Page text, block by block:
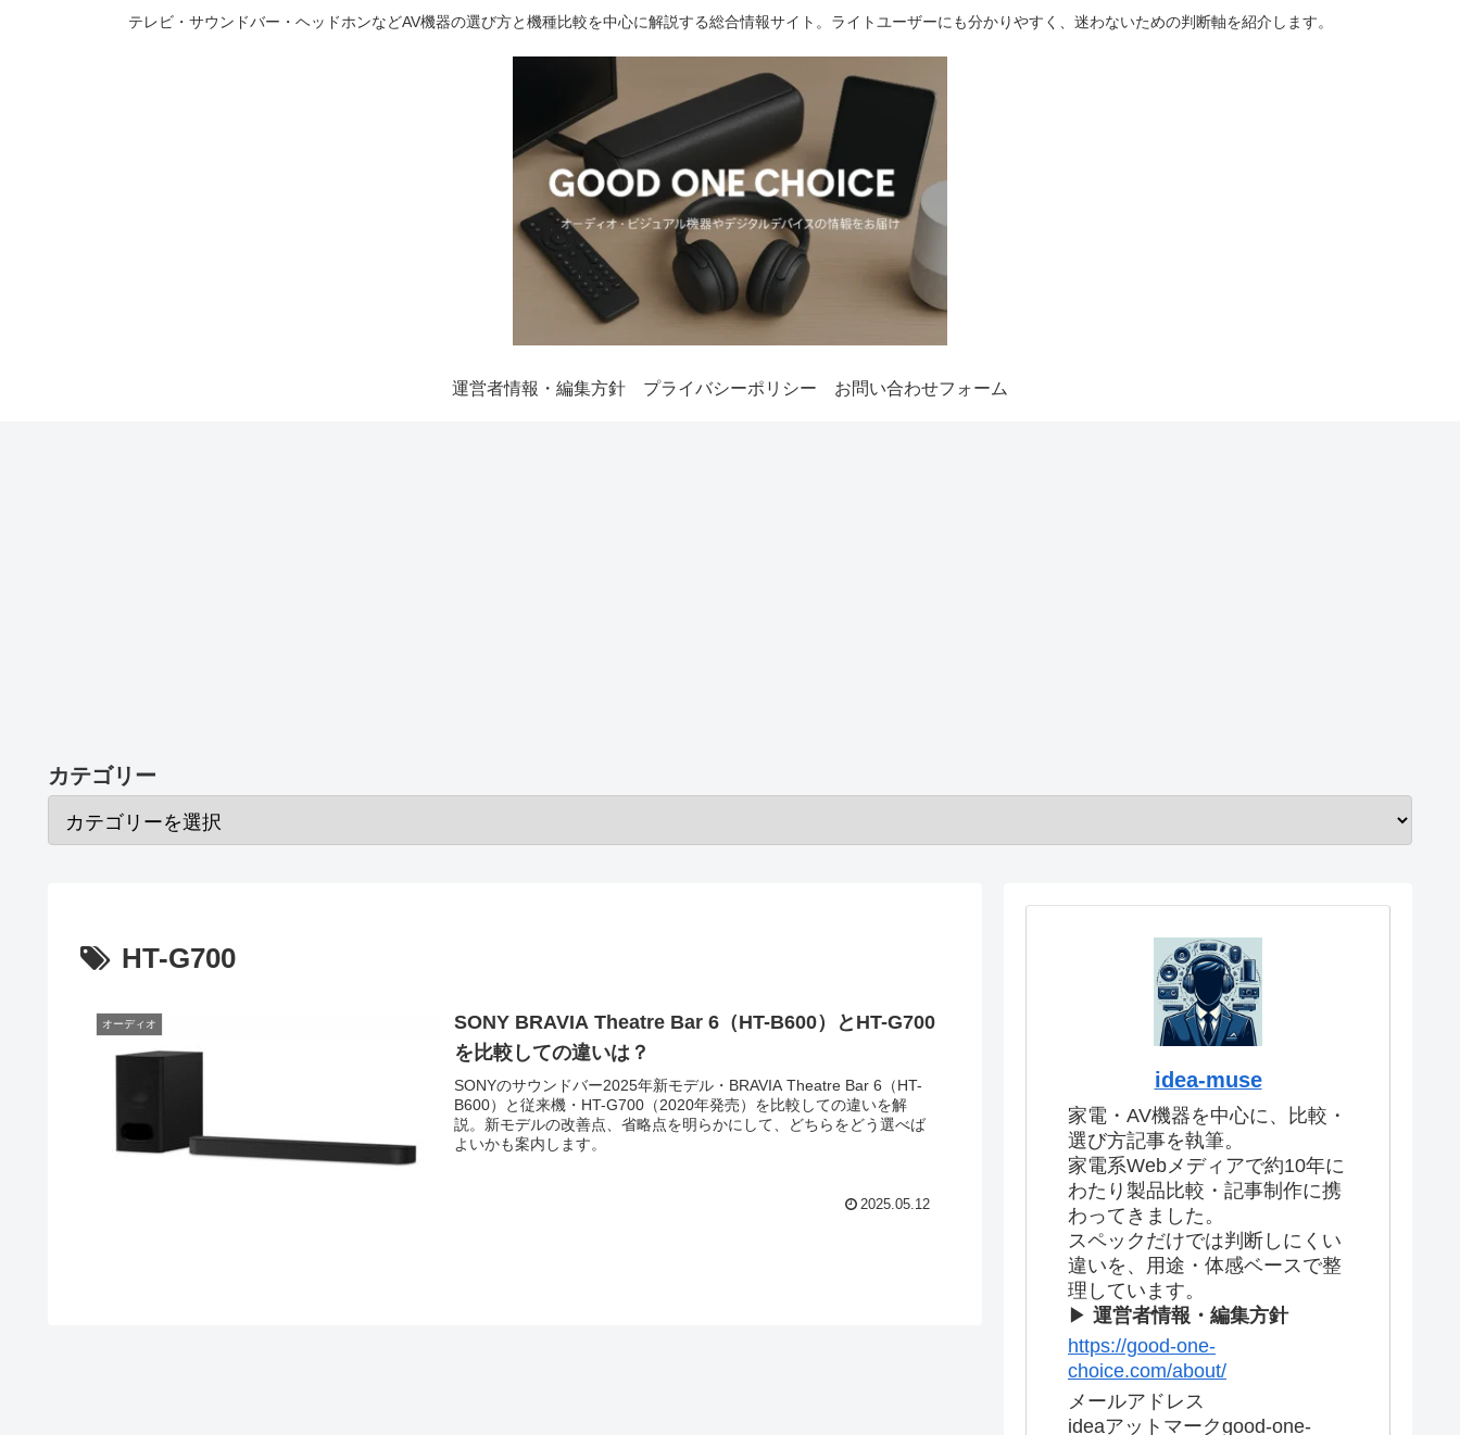
テレビ・サウンドバー・ヘッドホンなどAV機器の選び方と機種比較を中心に解説する総合情報サイト。ライトユーザーにも分かりやすく、迷わないための判断軸を紹介します。
運営者情報・編集方針 プライバシーポリシー お問い合わせフォーム
カテゴリー
HT-G700
オーディオ
SONY BRAVIA Theatre Bar 6（HT-B600）とHT-G700
を比較しての違いは？
SONYのサウンドバー2025年新モデル・BRAVIA Theatre Bar 6（HT-
B600）と従来機・HT-G700（2020年発売）を比較しての違いを解
説。新モデルの改善点、省略点を明らかにして、どちらをどう選べば
よいかも案内します。
2025.05.12
idea-muse
家電・AV機器を中心に、比較・
選び方記事を執筆。
家電系Webメディアで約10年に
わたり製品比較・記事制作に携
わってきました。
スペックだけでは判断しにくい
違いを、用途・体感ベースで整
理しています。
▶ 運営者情報・編集方針
https://good-one-
choice.com/about/
メールアドレス
ideaアットマークgood-one-